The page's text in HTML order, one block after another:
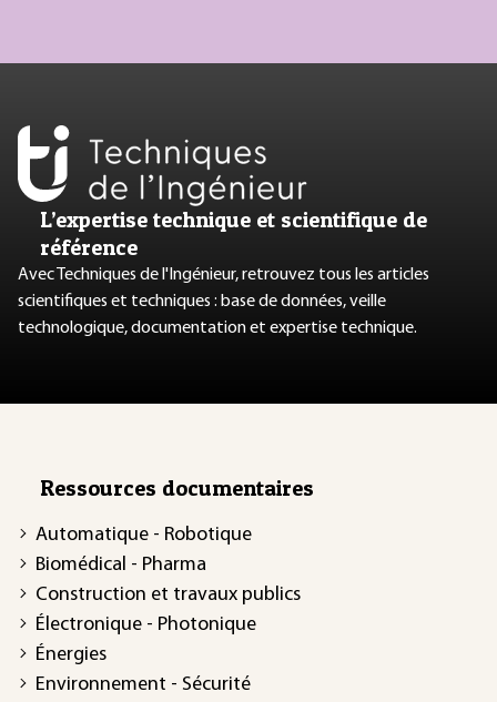
L’expertise technique et scientifique de
référence
Avec Techniques de l'Ingénieur, retrouvez tous les articles
scientifiques et techniques : base de données, veille
technologique, documentation et expertise technique.
Ressources documentaires
Automatique - Robotique
Biomédical - Pharma
Construction et travaux publics
Électronique - Photonique
Énergies
Environnement - Sécurité